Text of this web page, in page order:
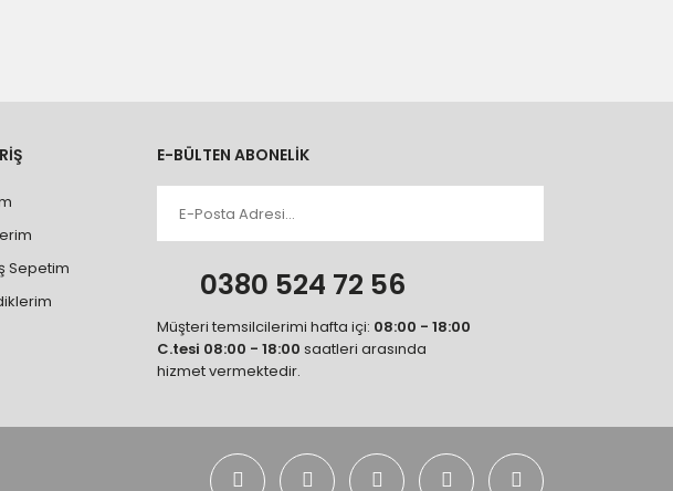
alınmaz veya
montajını yapacak olan
Sepetim
E-BÜLTEN ABONELİK
0380 524 72 56
Müşteri temsilcilerimi hafta içi: 08:00 - 18:00
C.tesi 08:00 - 18:00 saatleri arasında
hizmet vermektedir.